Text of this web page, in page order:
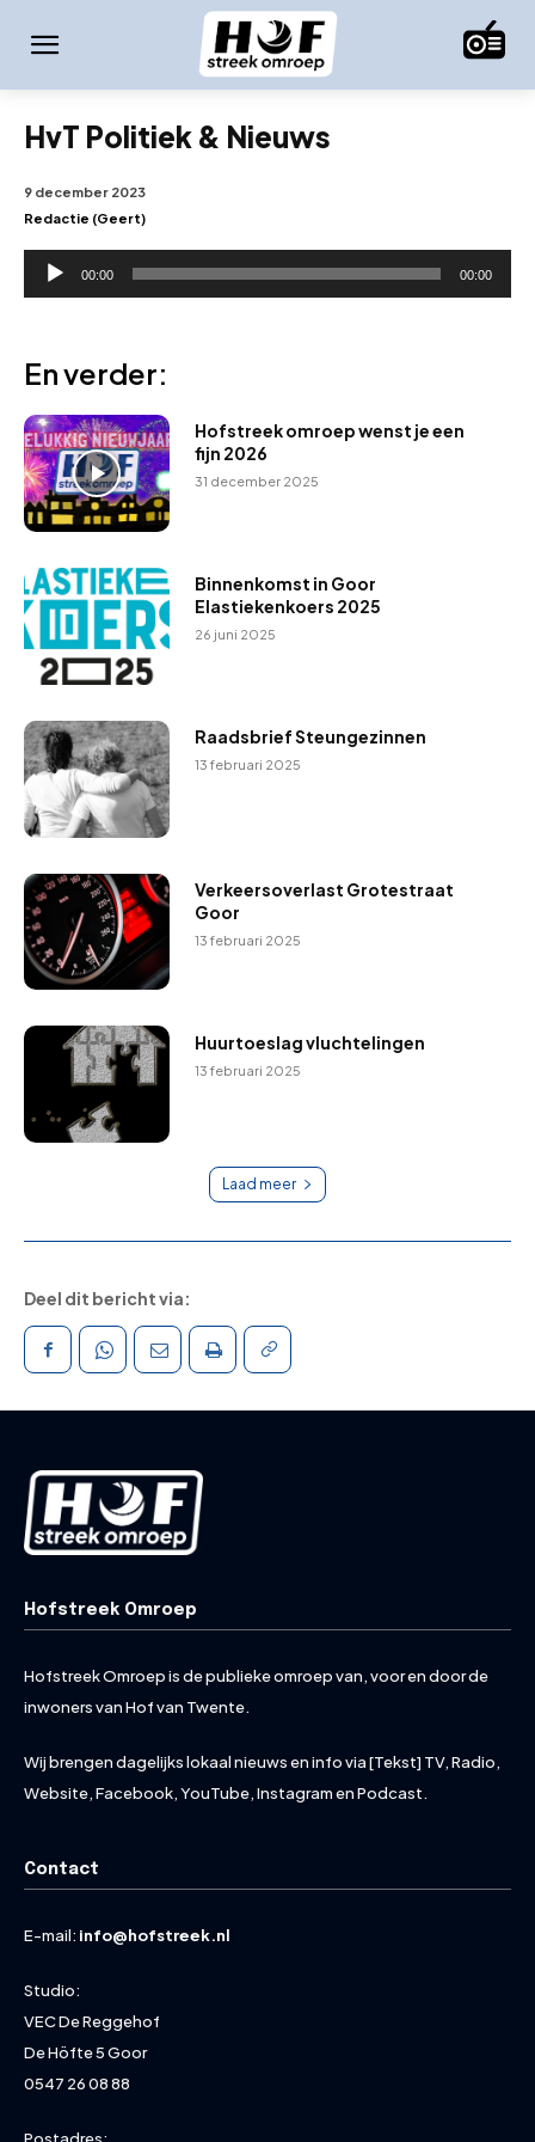
HvT Politiek & Nieuws
9 december 2023
Redactie (Geert)
u
o
s
p
e
l
r
00:00 00:00
En verder:
Hofstreek omroep wenst je een
fijn 2026
31 december 2025
Binnenkomst in Goor
Elastiekenkoers 2025
26 juni 2025
Raadsbrief Steungezinnen
13 februari 2025
Verkeersoverlast Grotestraat
Goor
13 februari 2025
Huurtoeslag vluchtelingen
13 februari 2025
Laad meer
Deel dit bericht via:
Hofstreek Omroep
Hofstreek Omroep is de publieke omroep van, voor en door de
inwoners van Hof van Twente.
Wij brengen dagelijks lokaal nieuws en info via [Tekst] TV, Radio,
Website, Facebook, YouTube, Instagram en Podcast.
Contact
E-mail: info@hofstreek.nl
Studio:
VEC De Reggehof
De Höfte 5 Goor
0547 26 08 88